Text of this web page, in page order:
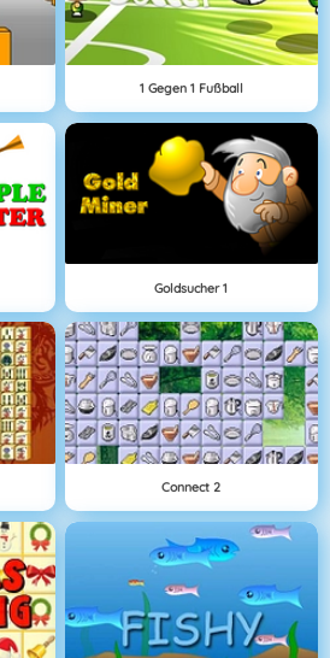
1 Gegen 1 Fußball
Goldsucher 1
Connect 2